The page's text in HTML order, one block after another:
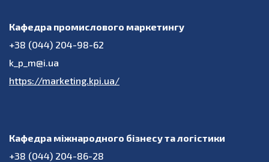
Кафедра промислового маркетингу
+38 (044) 204-98-62
k_p_m@i.ua
https://marketing.kpi.ua/
Кафедра міжнародного бізнесу та логістики
+38 (044) 204-86-28